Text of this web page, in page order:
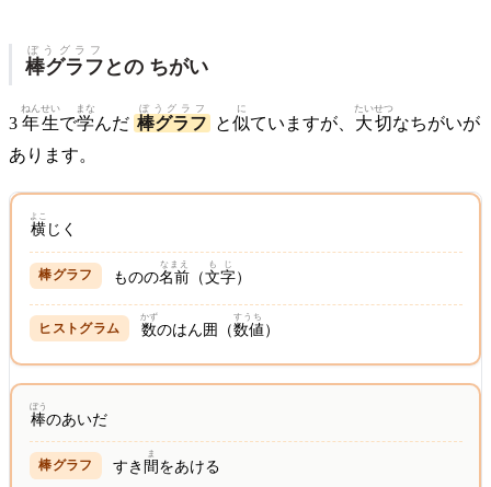
棒グラフ
ぼうグラフ
との ちがい
3 年
ねん
生
せい
で学
まな
んだ 棒グラフ
ぼうグラフ
と似
に
ていますが、 大切
たいせつ
なちがいが
あります。
横
よこ
じく
ものの名前
なまえ
（文字
もじ
）
数
かず
のはん囲（数値
すうち
）
棒
ぼう
のあいだ
すき 間
ま
をあける